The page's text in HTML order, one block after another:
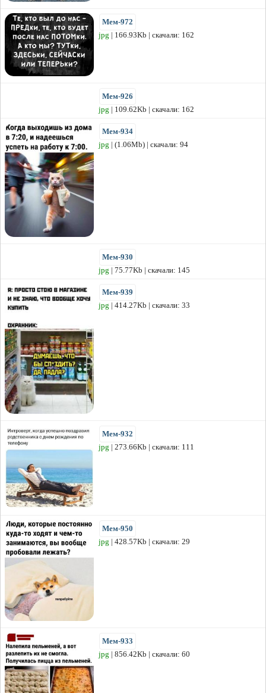
Мем-972
jpg | 166.93Kb | скачали: 162
Мем-926
jpg | 109.62Kb | скачали: 162
Мем-934
jpg | (1.06Mb) | скачали: 94
Мем-930
jpg | 75.77Kb | скачали: 145
Мем-939
jpg | 414.27Kb | скачали: 33
Мем-932
jpg | 273.66Kb | скачали: 111
Мем-950
jpg | 428.57Kb | скачали: 29
Мем-933
jpg | 856.42Kb | скачали: 60